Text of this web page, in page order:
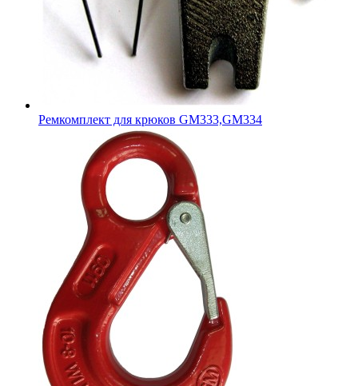
Ремкомплект для крюков GM333,GM334